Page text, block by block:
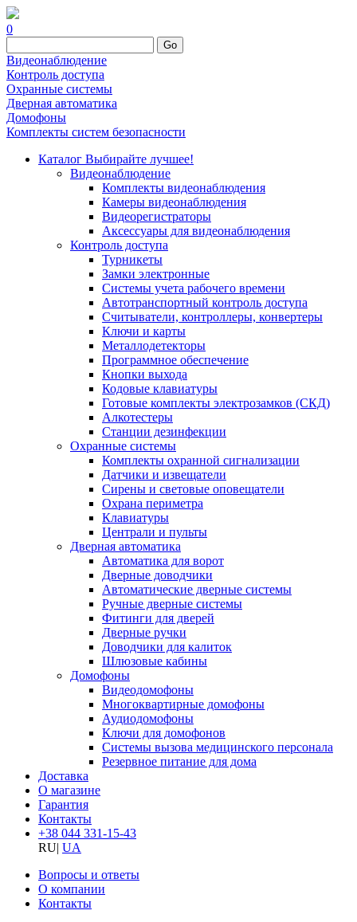
0
Go
Видеонаблюдение
Контроль доступа
Охранные системы
Дверная автоматика
Домофоны
Комплекты систем безопасности
Каталог Выбирайте лучшее!
Видеонаблюдение
Комплекты видеонаблюдения
Камеры видеонаблюдения
Видеорегистраторы
Аксессуары для видеонаблюдения
Контроль доступа
Турникеты
Замки электронные
Системы учета рабочего времени
Автотранспортный контроль доступа
Считыватели, контроллеры, конвертеры
Ключи и карты
Металлодетекторы
Программное обеспечение
Кнопки выхода
Кодовые клавиатуры
Готовые комплекты электрозамков (СКД)
Алкотестеры
Станции дезинфекции
Охранные системы
Комплекты охранной сигнализации
Датчики и извещатели
Сирены и световые оповещатели
Охрана периметра
Клавиатуры
Централи и пульты
Дверная автоматика
Автоматика для ворот
Дверные доводчики
Автоматические дверные системы
Ручные дверные системы
Фитинги для дверей
Дверные ручки
Доводчики для калиток
Шлюзовые кабины
Домофоны
Видеодомофоны
Многоквартирные домофоны
Аудиодомофоны
Ключи для домофонов
Системы вызова медицинского персонала
Резервное питание для дома
Доставка
О магазине
Гарантия
Контакты
+38 044 331-15-43
RU| UA
Вопросы и ответы
О компании
Контакты